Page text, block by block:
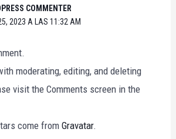
COMMENTER
2023 A LAS 11:32 AM
moderating, editing, and deleting
visit the Comments screen in the
come from Gravatar.